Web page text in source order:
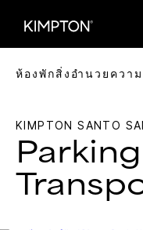
ห้องพักสิ่งอำนวยควา
KIMPTON SANTO
Parking